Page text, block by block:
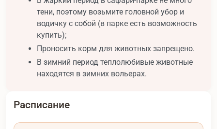
тени, поэтому возьмите головной убор и
водичку с собой (в парке есть возможность
купить);
Проносить корм для животных запрещено.
В зимний период теплолюбивые животные
находятся в зимних вольерах.
Расписание